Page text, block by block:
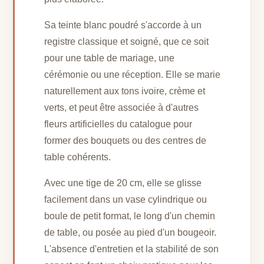
Sa teinte blanc poudré s'accorde à un
registre classique et soigné, que ce soit
pour une table de mariage, une
cérémonie ou une réception. Elle se marie
naturellement aux tons ivoire, crème et
verts, et peut être associée à d'autres
fleurs artificielles du catalogue pour
former des bouquets ou des centres de
table cohérents.
Avec une tige de 20 cm, elle se glisse
facilement dans un vase cylindrique ou
boule de petit format, le long d'un chemin
de table, ou posée au pied d'un bougeoir.
L'absence d'entretien et la stabilité de son